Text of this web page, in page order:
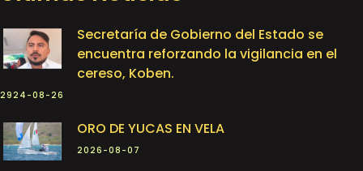
Secretaría de Gobierno del Estado se
encuentra reforzando la vigilancia en el
cereso, Koben.
2924-08-26
ORO DE YUCAS EN VELA
2026-08-07